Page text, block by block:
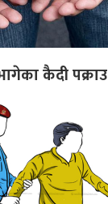
कैदी पक्राउ